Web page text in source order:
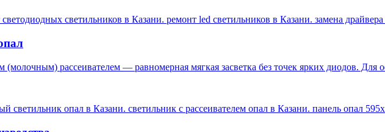
светильников в Казани. ремонт led светильников в Казани. замена
рассеивателем — равномерная мягкая засветка без точек ярких диодов.
светильник опал в Казани. светильник с рассеивателем опал в Казани. панель опал